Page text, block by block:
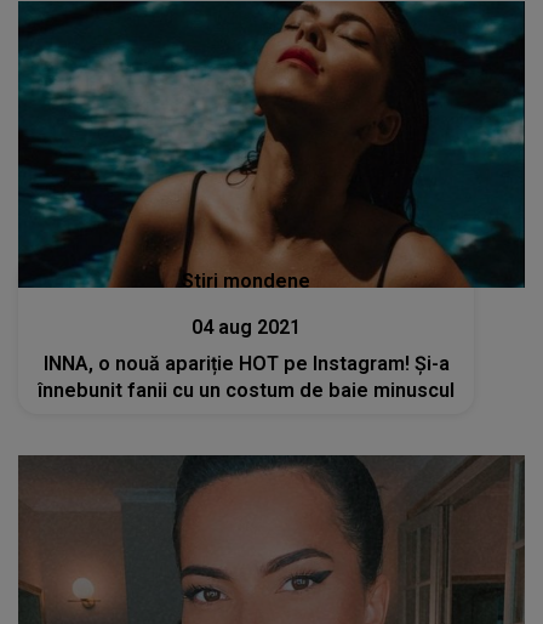
Stiri mondene
04 aug 2021
INNA, o nouă apariție HOT pe Instagram! Și-a
înnebunit fanii cu un costum de baie minuscul